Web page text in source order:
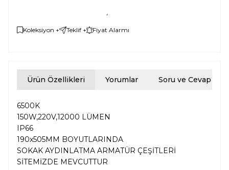
Koleksiyon + Teklif + Fiyat Alarmı
Ürün Özellikleri Yorumlar Soru ve Cevap
6500K
150W,220V,12000 LÜMEN
IP66
190x505MM BOYUTLARINDA
SOKAK AYDINLATMA ARMATÜR ÇEŞİTLERİ
SİTEMİZDE MEVCUTTUR